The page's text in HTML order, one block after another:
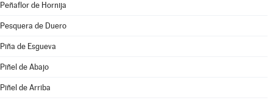
Peñaflor de Hornija
Pesquera de Duero
Piña de Esgueva
Piñel de Abajo
Piñel de Arriba